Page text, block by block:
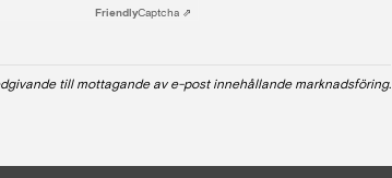
FriendlyCaptcha ⇗
till mottagande av e-post innehållande marknadsföring.